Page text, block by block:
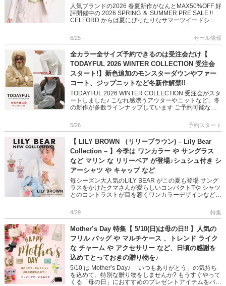
人気ブランドの2026 春夏新作がなんとMAX50%OFF 好
評開催中の 2026 SPRING ＆ SUMMER PRE SALE !!
CELFORD からは夏にぴったりなサマーツイードシリ
6/25 セール情報
全カラー全サイズ予約できるのは受注会だけ【
TODAYFUL 2026 WINTER COLLECTION 受注会
スタート!】新色追加のモンスターダウンやファー
コート、ジップニットなど冬新作解禁!!
TODAYFUL 2026 WINTER COLLECTION 受注会がスタ
ートしました♪ こなれ感漂うアウターやニットなど、冬
の新作が多数ラインナップしています ご予約可能なの
5/26 予約スタート
【 LILY BROWN （リリーブラウン) – Lily Bear
Collection – 】今季は ワンカラー や サングラス
など マリン な リリーベア が登場♪シュシュ付き シ
アーシャツ や キャップ など
毎シーズン大人気のLILY BEAR がこの夏も登場 サング
ラスをかけたクマさんが愛らしいコンパクトTや シャツ
とのコントラストが目を惹くワンカラーデザインなど
コーデ […]
4/29 特集
Mother’s Day 特集【 5/10(日)は母の日!! 】人気の
フリル バッグ や マルチケース 、トレンド ライク
な チャーム や アクセサリー など、日頃の感謝を
込めてとっておきの贈り物を♪
5/10 は Mother’s Day♪ 「いつもありがとう」の気持ち
を込めて、特別な贈り物をしませんか? もうすぐやって
くる「母の日」におすすめのプレゼントアイテムをバッ